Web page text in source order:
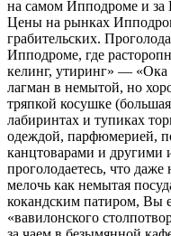
на самом Ипподроме и за
Цены на рынках
грабительских.
Ипподроме, где
келинг, утиринг» — «Ока
лагман в немытой, но
тряпкой косушке
лабиринтах и тупиках
одеждой, парфюмерией,
канцтоварами и другими
проголодаетесь, что
мелочь как немытая
кокандским патиром, Вы
«вавилонского